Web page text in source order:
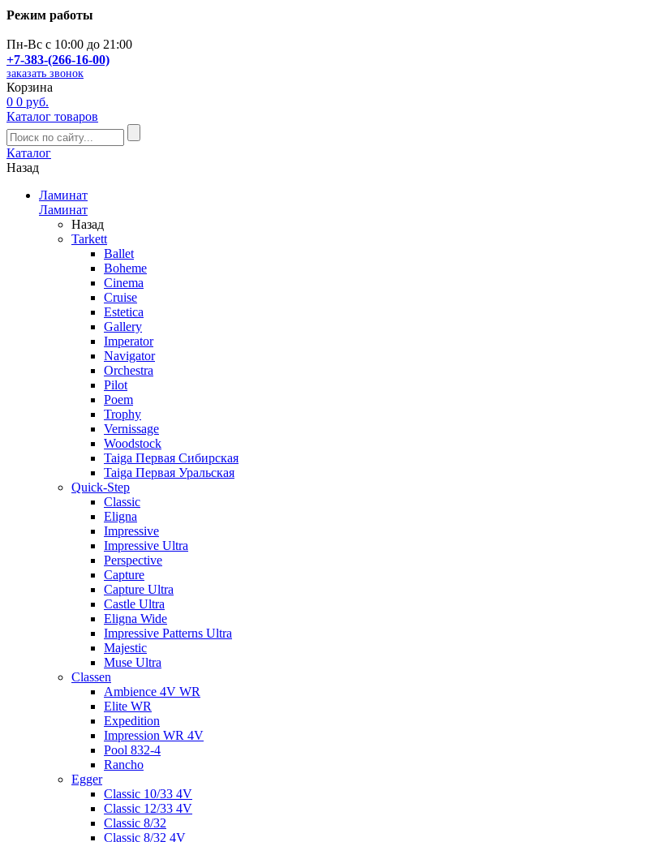
Режим работы
Пн-Вс с 10:00 до 21:00
+7-383-(266-16-00)
заказать звонок
Корзина
0 0 руб.
Каталог товаров
Каталог
Назад
Ламинат
Ламинат
Назад
Tarkett
Ballet
Boheme
Cinema
Cruise
Estetica
Gallery
Imperator
Navigator
Orchestra
Pilot
Poem
Trophy
Vernissage
Woodstock
Taiga Первая Сибирская
Taiga Первая Уральская
Quick-Step
Classic
Eligna
Impressive
Impressive Ultra
Perspective
Capture
Capture Ultra
Castle Ultra
Eligna Wide
Impressive Patterns Ultra
Majestic
Muse Ultra
Classen
Ambience 4V WR
Elite WR
Expedition
Impression WR 4V
Pool 832-4
Rancho
Egger
Classic 10/33 4V
Classic 12/33 4V
Classic 8/32
Classic 8/32 4V